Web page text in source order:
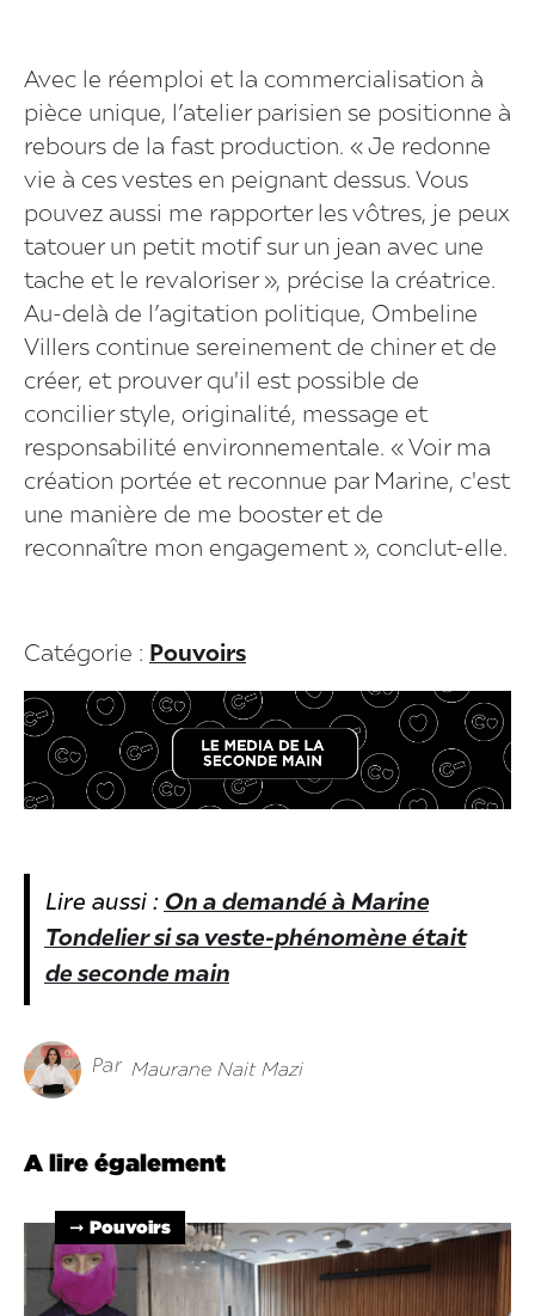
Avec le réemploi et la commercialisation à
pièce unique, l’atelier parisien se positionne à
rebours de la fast production. « Je redonne
vie à ces vestes en peignant dessus. Vous
pouvez aussi me rapporter les vôtres, je peux
tatouer un petit motif sur un jean avec une
tache et le revaloriser », précise la créatrice.
Au-delà de l’agitation politique, Ombeline
Villers continue sereinement de chiner et de
créer, et prouver qu'il est possible de
concilier style, originalité, message et
responsabilité environnementale. « Voir ma
création portée et reconnue par Marine, c'est
une manière de me booster et de
reconnaître mon engagement », conclut-elle.
Catégorie : Pouvoirs
Lire aussi : On a demandé à Marine
Tondelier si sa veste-phénomène était
de seconde main
Par Maurane Nait Mazi
A lire également
➞ Pouvoirs